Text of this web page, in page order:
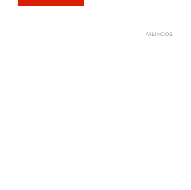
ANUNCIOS